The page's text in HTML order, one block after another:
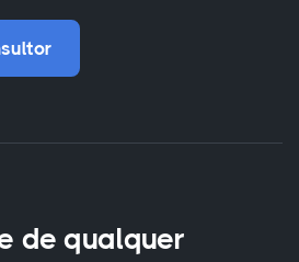
de qualquer